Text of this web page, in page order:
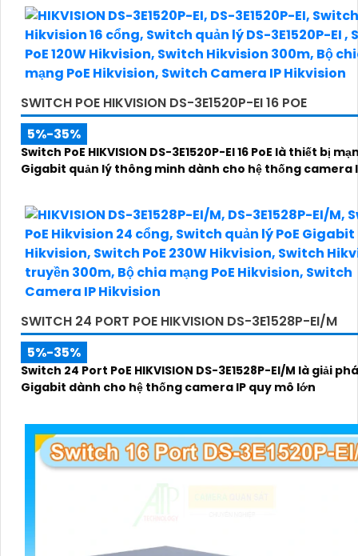
SWITCH POE HIKVISION DS-3E1520P-EI 16 POE
5%-35%
Switch PoE HIKVISION DS-3E1520P-EI 16 PoE là thiết bị
Gigabit quản lý thông minh dành cho hệ thống camera
SWITCH 24 PORT POE HIKVISION DS-3E1528P-EI/M
5%-35%
Switch 24 Port PoE HIKVISION DS-3E1528P-EI/M là giải
Gigabit dành cho hệ thống camera IP quy mô lớn